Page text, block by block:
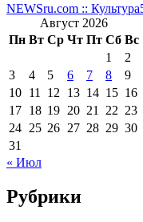
NEWSru.com :: Культура
Август 2026
Пн Вт Ср Чт Пт Сб Вс
1
2
3
4 5 6 7 8
9
10 11 12 13 14 15 16
17 18 19 20 21 22 23
24 25 26 27 28 29 30
31
« Июл
Рубрики